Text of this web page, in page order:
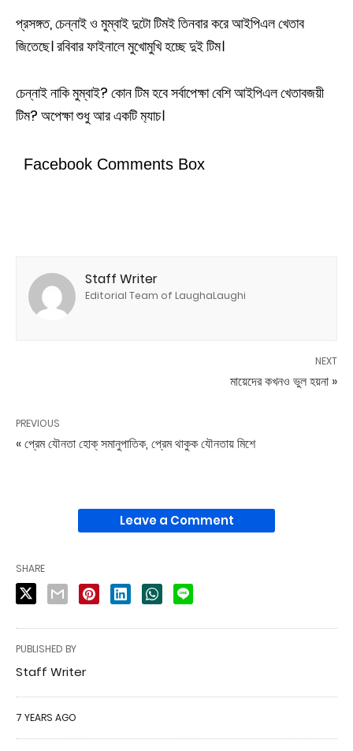
প্রসঙ্গত, চেন্নাই ও মুম্বাই দুটো টিমই তিনবার করে আইপিএল খেতাব
জিতেছে। রবিবার ফাইনালে মুখোমুখি হচ্ছে দুই টিম‌।
চেন্নাই নাকি মুম্বাই? কোন টিম হবে সর্বাপেক্ষা বেশি আইপিএল খেতাবজয়ী
টিম? অপেক্ষা শুধু আর একটি ম‍্যাচ।
Facebook Comments Box
Staff Writer
Editorial Team of LaughaLaughi
NEXT
মায়েদের কখনও ভুল হয়না »
PREVIOUS
« প্রেম যৌনতা হোক্ সমানুপাতিক, প্রেম থাকুক যৌনতায় মিশে
Leave a Comment
SHARE
PUBLISHED BY
Staff Writer
7 YEARS AGO